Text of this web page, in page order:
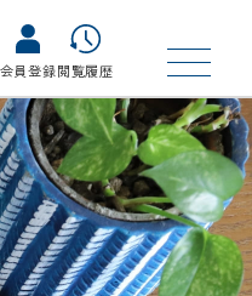
会員登録閲覧履歴